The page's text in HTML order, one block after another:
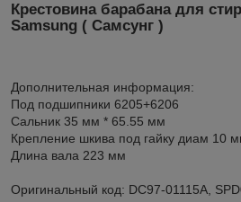
Крестовина барабана для
Samsung ( Самсунг )
Дополнительная информация:
Под подшипники 6205+6206
Cальник 35 мм * 65.55 мм
Крепление шкива под гайку диам 10
Длина вала 223 мм
Оригинальный код: DC97-01115A,